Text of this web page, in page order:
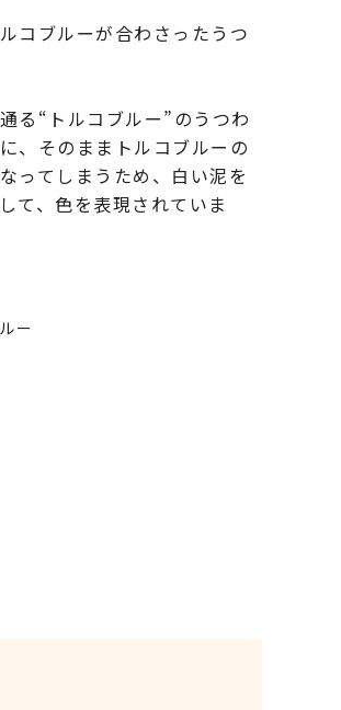
コブルーが合わさったうつ
る“トルコブルー”のうつわ
、そのままトルコブルーの
ってしまうため、白い泥を
て、色を表現されていま